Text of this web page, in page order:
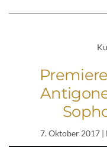
7. Oktober 2017|